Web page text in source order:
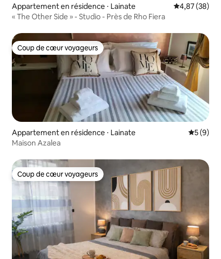
Appartement en résidence ⋅ Lainate Évaluation
4,87 (38)
« The Other Side » - Studio - Près de Rho Fiera
Coup de cœur voyageurs
Coup de cœur voyageurs
Appartement en résidence ⋅ Lainate
5 (9)
Maison Azalea
Coup de cœur voyageurs
Coup de cœur voyageurs